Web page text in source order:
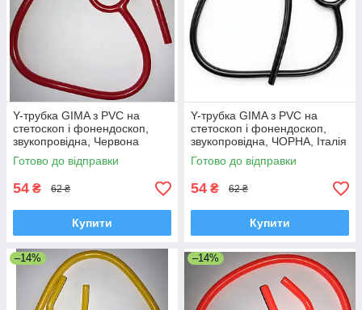
Y-трубка GIMA з PVC на
стетоскоп і фонендоскоп,
звукопровідна, Червона
Італія
Готово до відправки
54 ₴ 62 ₴
Купити
Y-трубка GIMA з PVC на
стетоскоп і фонендоскоп,
звукопровідна, ЧОРНА, Італія
Готово до відправки
54 ₴ 62 ₴
Купити
–14% –14%